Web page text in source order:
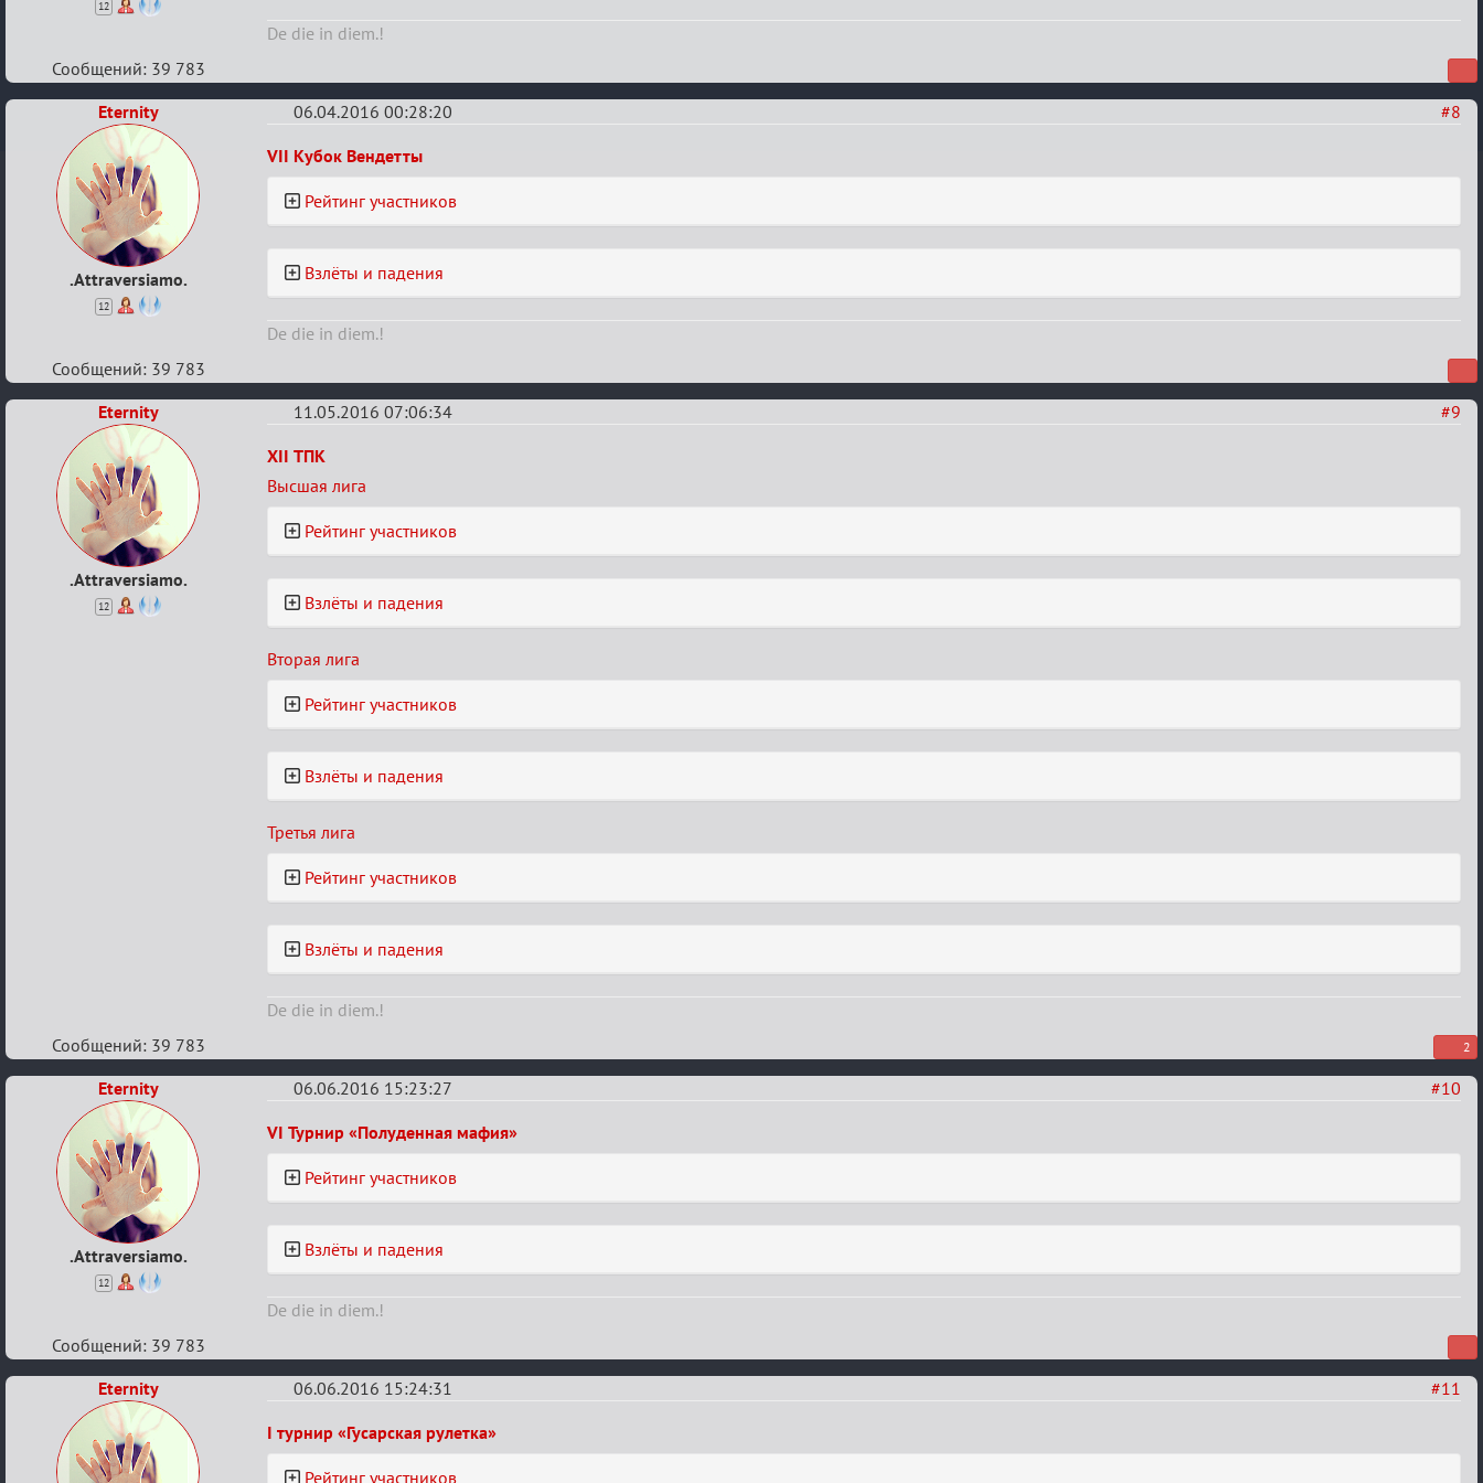
12
De die in diem.!
Сообщений: 39 783
Eternity
.Attraversiamo.
12
#8
06.04.2016 00:28:20
Re:
Турнирный
рейтинг
VII Кубок Вендетты
Рейтинг участников
Взлёты и падения
De die in diem.!
Сообщений: 39 783
Eternity
.Attraversiamo.
12
#9
11.05.2016 07:06:34
Re:
Турнирный
рейтинг
XII ТПК
Высшая лига
Рейтинг участников
Взлёты и падения
Вторая лига
Рейтинг участников
Взлёты и падения
Третья лига
Рейтинг участников
Взлёты и падения
De die in diem.!
Сообщений: 39 783
2
Eternity
.Attraversiamo.
12
#10
06.06.2016 15:23:27
Re:
Турнирный
рейтинг
VI Турнир «Полуденная мафия»
Рейтинг участников
Взлёты и падения
De die in diem.!
Сообщений: 39 783
Eternity
#11
06.06.2016 15:24:31
Re:
Турнирный
I турнир «Гусарская рулетка»
Рейтинг участников